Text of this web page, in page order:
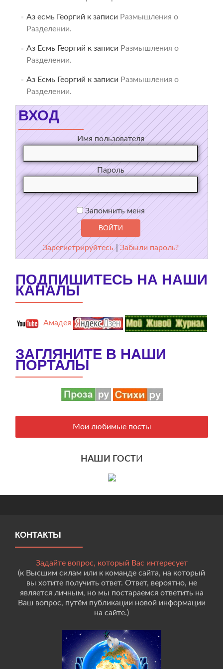
Аз есмь Георгий к записи Размышления о
Разделении.
Аз Есмь Георгий к записи Размышления о
Разделении.
Аз Есмь Георгий к записи Размышления о
Разделении.
ВХОД
Имя пользователя
Пароль
Запомнить меня
Зарегистрируйтесь |Забыли пароль?
ПОДПИШИТЕСЬ НА НАШИ
КАНАЛЫ
Амадея
ЗАГЛЯНИТЕ В НАШИ
ПОРТАЛЫ
Мои любимые посты
НАШИ ГОСТИ
КОНТАКТЫ
Задайте вопрос, который Вас интересует
(к Высшим силам или к команде сайта, на который
вы хотите получить ответ. Ответ, вероятно, не
является личным, но мы постараемся ответить на
Ваш вопрос, путём публикации новой информации
на сайте.)